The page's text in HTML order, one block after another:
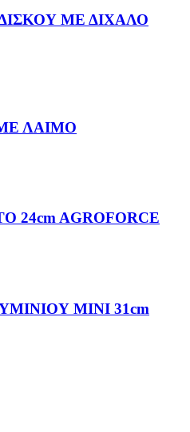
ΜΕ ΔΙΧΑΛΟ
ΛΑΙΜΟ
AGROFORCE
ΜΙΝΙ 31cm